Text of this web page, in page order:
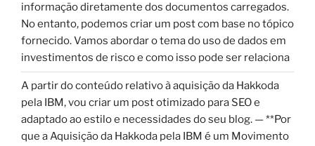
informação diretamente dos documentos carregados.
No entanto, podemos criar um post com base no tópico
fornecido. Vamos abordar o tema do uso de dados em
investimentos de risco e como isso pode ser relaciona
A partir do conteúdo relativo à aquisição da Hakkoda
pela IBM, vou criar um post otimizado para SEO e
adaptado ao estilo e necessidades do seu blog. — **Por
que a Aquisição da Hakkoda pela IBM é um Movimento